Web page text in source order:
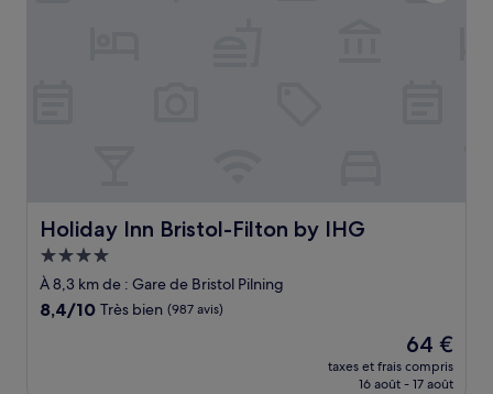
Holiday Inn Bristol-Filton by IHG
Holiday Inn Bristol-Filton by IHG
Hébergement
4.0 étoiles
À 8,3 km de : Gare de Bristol Pilning
8.4
8,4/10 Très bien (987 avis)
Le
nouveau
prix
64 €
taxes et frais compris
16 août - 17 août